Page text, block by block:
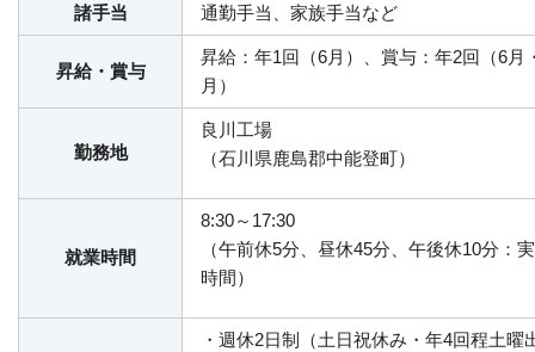
諸手当 通勤手当、家族手当など
昇給・賞与
昇給：年1回（6月）、賞与：年2回（6月
月）
勤務地
良川工場
（石川県鹿島郡中能登町）
就業時間
8:30～17:30
（午前休5分、昼休45分、午後休10分：
時間）
・週休2日制（土日祝休み・年4回程土曜